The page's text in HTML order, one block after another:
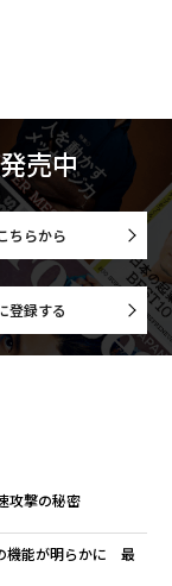
売中
ちらから
登録する
攻撃の秘密
機能が明らかに 最